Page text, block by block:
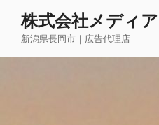
ン
株式会社メディ
新潟県長岡市｜広告代理店